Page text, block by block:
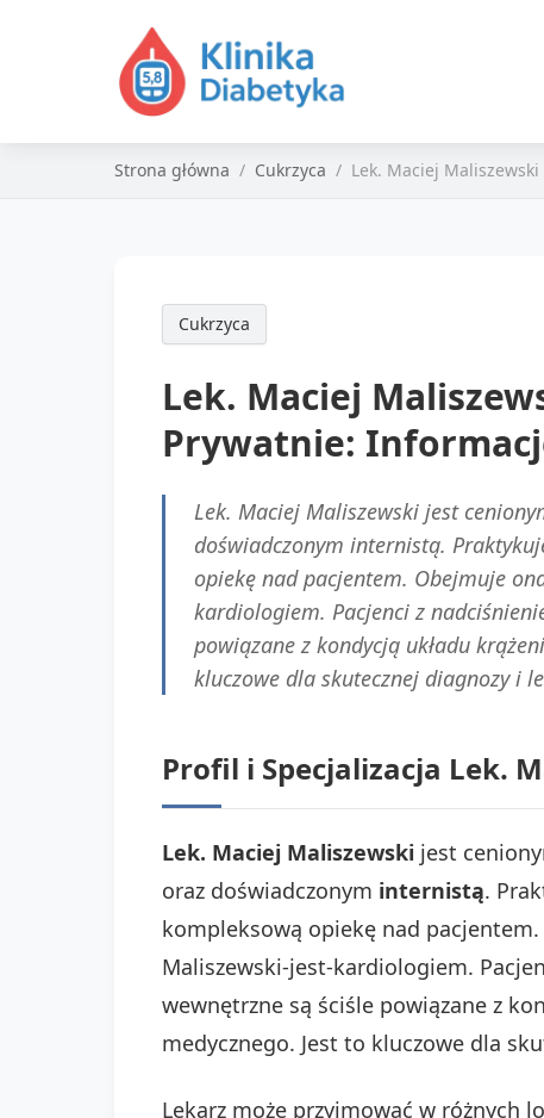
Strona główna Cukrzyca Lek. Maciej
Cukrzyca
Lek. Maciej
Prywatnie:
Lek. Maciej Maliszewski jest
doświadczonym internistą.
opiekę nad pacjentem. Obejmuje
kardiologiem. Pacjenci z
powiązane z kondycją układu
kluczowe dla skutecznej diagnozy i
Profil i Specjalizacja Lek.
Lek. Maciej Maliszewski jest
oraz doświadczonym internistą.
kompleksową opiekę nad
Maliszewski-jest-kardiologiem.
wewnętrzne są ściśle powiązane z
medycznego. Jest to kluczowe dla
Lekarz może przyjmować w różnych